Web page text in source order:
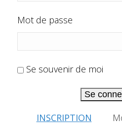
Mot de passe
Se souvenir de moi
Se
INSCRIPTION